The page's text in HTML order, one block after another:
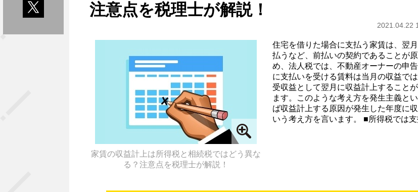
注意点を税理士が解説！
2021.04.22
家賃の収益計上は所得税と相続税ではどう異な
る？注意点を税理士が解説！
住宅を借りた場合に支払う家賃は、翌
払うなど、前払いの契約であることが
め、法人税では、不動産オーナーの申
に支払いを受ける賃料は当月の収益で
受収益として翌月に収益計上すること
ます。このような考え方を発生主義と
ば収益計上する原因が発生した年度に
いう考え方を言います。 ■所得税では